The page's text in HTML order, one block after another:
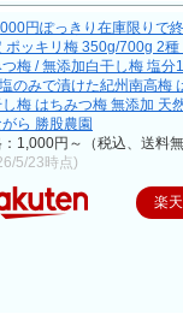
円ぽっきり在庫限りで
ポッキリ梅 350g/700g 2種
つ梅 / 無添加白干し梅 塩分
のみで漬けた紀州南高梅
し梅 はちみつ梅 無添加 天
ら 勝股農園
1,000円～（税込、送料
5/23時点)
楽